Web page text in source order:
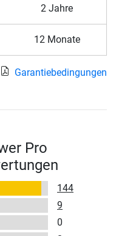
2 Jahre
12 Monate
Garantiebedingungen
Pro
144
9
0